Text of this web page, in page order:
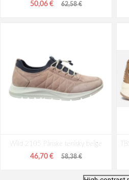
50,06 € 62,58 €
Wild 2105 Pánske tenisky beige
46,70 € 58,38 €